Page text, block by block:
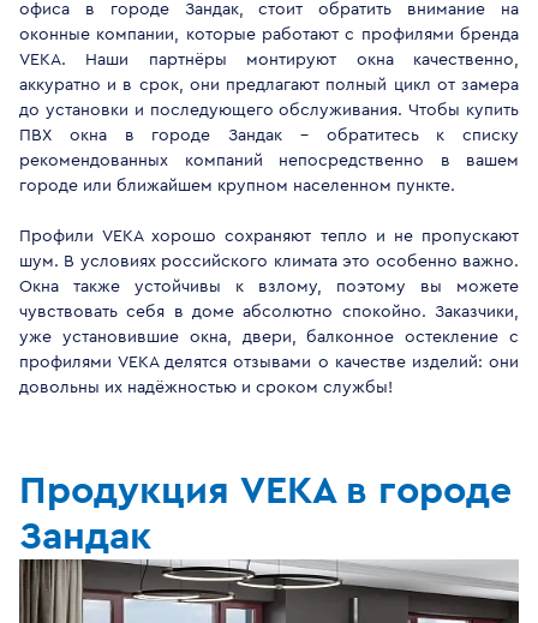
офиса в городе Зандак, стоит обратить внимание на
оконные компании, которые работают с профилями бренда
VEKA. Наши партнёры монтируют окна качественно,
аккуратно и в срок, они предлагают полный цикл от замера
до установки и последующего обслуживания. Чтобы купить
ПВХ окна в городе Зандак - обратитесь к списку
рекомендованных компаний непосредственно в вашем
городе или ближайшем крупном населенном пункте.
Профили VEKA хорошо сохраняют тепло и не пропускают
шум. В условиях российского климата это особенно важно.
Окна также устойчивы к взлому, поэтому вы можете
чувствовать себя в доме абсолютно спокойно. Заказчики,
уже установившие окна, двери, балконное остекление с
профилями VEKA делятся отзывами о качестве изделий: они
довольны их надёжностью и сроком службы!
Продукция VEKA в городе
Зандак